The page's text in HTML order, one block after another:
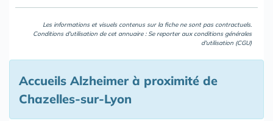
Les informations et visuels contenus sur la fiche ne sont pas contractuels.
Conditions d'utilisation de cet annuaire : Se reporter aux conditions générales
d'utilisation (CGU)
Accueils Alzheimer à proximité de
Chazelles-sur-Lyon